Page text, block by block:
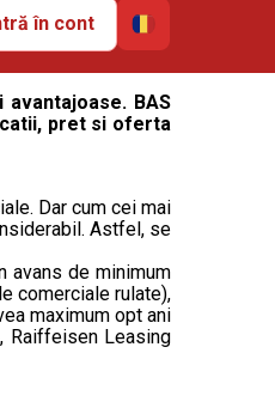
în cont
BAS
pret si oferta
Dar cum cei mai
Astfel, se
avans de minimum
comerciale rulate),
maximum opt ani
Raiffeisen Leasing